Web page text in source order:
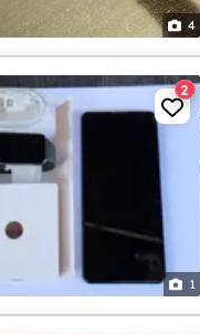
4
1
2